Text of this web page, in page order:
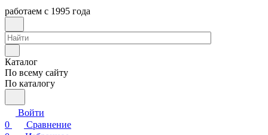
работаем с 1995 года
Каталог
По всему сайту
По каталогу
Войти
0
Сравнение